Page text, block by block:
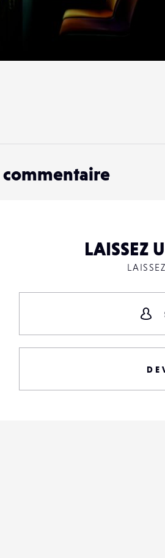
10
commentaire
LAISSEZ